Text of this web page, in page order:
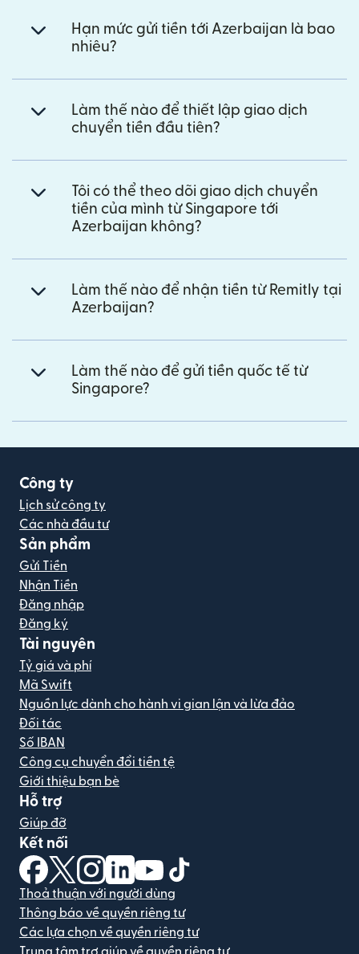
Hạn mức gửi tiền tới Azerbaijan là bao
nhiêu?
Làm thế nào để thiết lập giao dịch
chuyển tiền đầu tiên?
Tôi có thể theo dõi giao dịch chuyển
tiền của mình từ Singapore tới
Azerbaijan không?
Làm thế nào để nhận tiền từ Remitly tại
Azerbaijan?
Làm thế nào để gửi tiền quốc tế từ
Singapore?
Công ty
Lịch sử công ty
Các nhà đầu tư
Sản phẩm
Gửi Tiền
Nhận Tiền
Đăng nhập
Đăng ký
Tài nguyên
Tỷ giá và phí
Mã Swift
Nguồn lực dành cho hành vi gian lận và lừa đảo
Đối tác
Số IBAN
Công cụ chuyển đổi tiền tệ
Giới thiệu bạn bè
Hỗ trợ
Giúp đỡ
Kết nối
(mở trong cửa sổ mới)
(mở trong cửa sổ mới)
(mở trong cửa sổ mới)
(mở trong cửa sổ mới)
(mở trong cửa sổ mới)
Thoả thuận với người dùng
Thông báo về quyền riêng tư
Các lựa chọn về quyền riêng tư
Trung tâm trợ giúp về quyền riêng tư